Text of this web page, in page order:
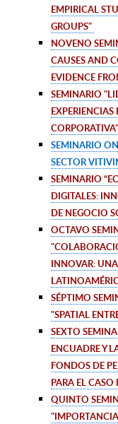
EMPIRICAL
GROUPS"
NOVENO
CAUSES AND
EVIDENCE
SEMINARIO
CORPORATIVA"
SEMINARIO
SECTOR
SEMINARIO “
DIGITALES:
DE NEGOCIO
OCTAVO
INNOVAR:
SÉPTIMO
"SPATIAL
SEXTO
ENCUADRE Y
FONDOS DE
PARA EL CASO
QUINTO
"IMPORTANCIA